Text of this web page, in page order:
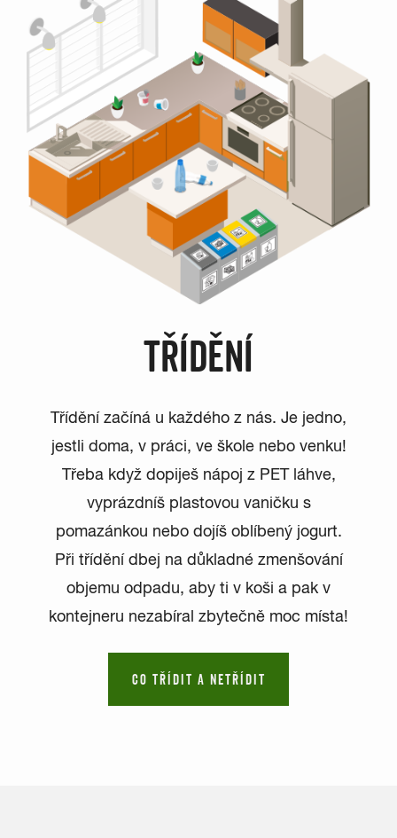
TŘÍDĚNÍ
Třídění začíná u každého z nás. Je jedno,
jestli doma, v práci, ve škole nebo venku!
Třeba když dopiješ nápoj z PET láhve,
vyprázdníš plastovou vaničku s
pomazánkou nebo dojíš oblíbený jogurt.
Při třídění dbej na důkladné zmenšování
objemu odpadu, aby ti v koši a pak v
kontejneru nezabíral zbytečně moc místa!
CO TŘÍDIT A NETŘÍDIT